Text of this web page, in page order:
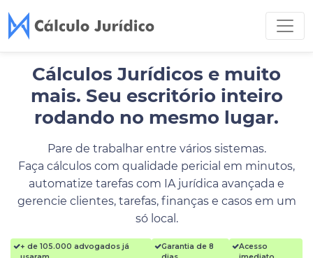
Cálculos Jurídicos e muito
mais. Seu escritório inteiro
rodando no mesmo lugar.
Pare de trabalhar entre vários sistemas.
Faça cálculos com qualidade pericial em minutos,
automatize tarefas com IA jurídica avançada e
gerencie clientes, tarefas, finanças e casos em um
só local.
+ de 105.000 advogados já
Garantia de 8
Acesso